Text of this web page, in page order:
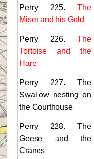
Perry 225. The
Miser and his Gold
Perry 226. The
Tortoise and the
Hare
Perry 227. The
Swallow nesting on
the Courthouse
Perry 228. The
Geese and the
Cranes